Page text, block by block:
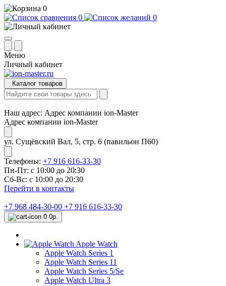
0
0
0
Меню
Личный кабинет
Каталог товаров
Наш адрес: Адрес компании ion-Master
Адрес компании ion-Master
ул. Сущёвский Вал, 5, стр. 6 (павильон П60)
Телефоны: +7 916 616-33-30
Пн-Пт: с 10:00 до 20:30
Сб-Вс: с 10:00 до 20:30
Перейти в контакты
+7 968 484-30-00 +7 916 616-33-30
0 0р.
Apple Watch
Apple Watch Series 1
Apple Watch Series 11
Apple Watch Series 5/Se
Apple Watch Ultra 3